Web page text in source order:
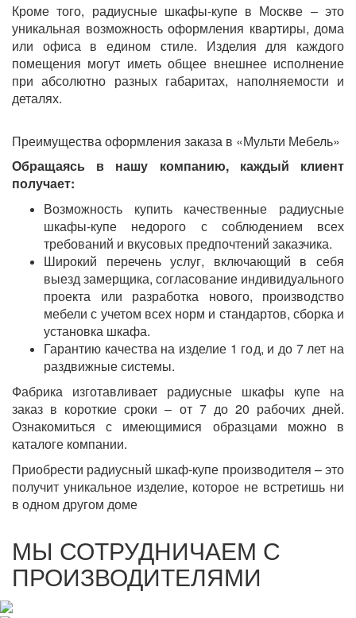
Кроме того, радиусные шкафы-купе в Москве – это
уникальная возможность оформления квартиры, дома
или офиса в едином стиле. Изделия для каждого
помещения могут иметь общее внешнее исполнение
при абсолютно разных габаритах, наполняемости и
деталях.
Преимущества оформления заказа в «Мульти Мебель»
Обращаясь в нашу компанию, каждый клиент
получает:
Возможность купить качественные радиусные
шкафы-купе недорого с соблюдением всех
требований и вкусовых предпочтений заказчика.
Широкий перечень услуг, включающий в себя
выезд замерщика, согласование индивидуального
проекта или разработка нового, производство
мебели с учетом всех норм и стандартов, сборка и
установка шкафа.
Гарантию качества на изделие 1 год, и до 7 лет на
раздвижные системы.
Фабрика изготавливает радиусные шкафы купе на
заказ в короткие сроки – от 7 до 20 рабочих дней.
Ознакомиться с имеющимися образцами можно в
каталоге компании.
Приобрести радиусный шкаф-купе производителя – это
получит уникальное изделие, которое не встретишь ни
в одном другом доме
МЫ СОТРУДНИЧАЕМ С
ПРОИЗВОДИТЕЛЯМИ